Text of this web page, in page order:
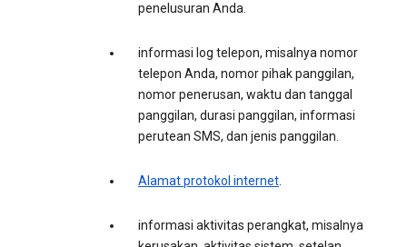
penelusuran Anda.
informasi log telepon, misalnya nomor
telepon Anda, nomor pihak panggilan,
nomor penerusan, waktu dan tanggal
panggilan, durasi panggilan, informasi
perutean SMS, dan jenis panggilan.
Alamat protokol internet.
informasi aktivitas perangkat, misalnya